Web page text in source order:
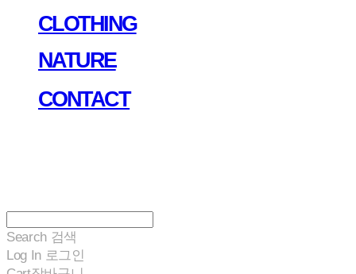
CLOTHING
NATURE
CONTACT
Search 검색
Log In 로그인